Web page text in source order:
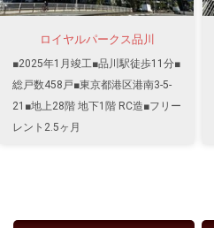
ロイヤルパークス品川
■2025年1月竣工■品川駅徒歩11分■
総戸数458戸■東京都港区港南3-5-
21■地上28階 地下1階 RC造■フリー
レント2.5ヶ月